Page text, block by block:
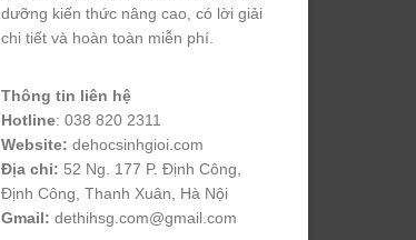
dưỡng kiến thức nâng cao, có lời giải
chi tiết và hoàn toàn miễn phí.
Thông tin liên hệ
Hotline: 038 820 2311
Website: dehocsinhgioi.com
Địa chỉ: 52 Ng. 177 P. Định Công,
Định Công, Thanh Xuân, Hà Nội
Gmail: dethihsg.com@gmail.com